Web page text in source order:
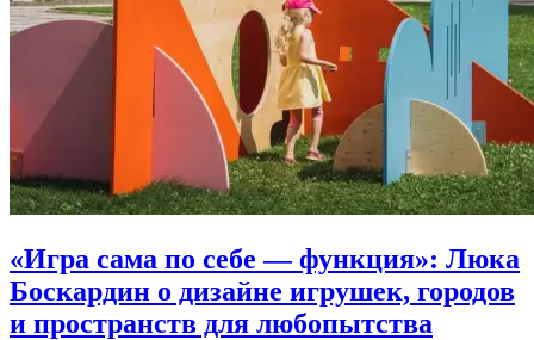
«Игра сама по себе — функция»: Люка
Боскардин о дизайне игрушек, городов
и пространств для любопытства